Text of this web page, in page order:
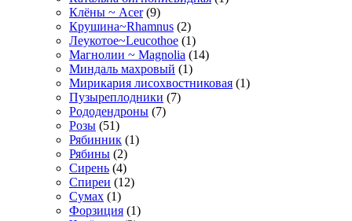
Клёны ~ Acer (9)
Крушина~Rhamnus (2)
Леукотое~Leucothoe (1)
Магнолии ~ Magnolia (14)
Миндаль махровый (1)
Мирикария лисохвостниковая (1)
Пузыреплодники (7)
Рододендроны (7)
Розы (51)
Рябинник (1)
Рябины (2)
Сирень (4)
Спиреи (12)
Сумах (1)
Форзиция (1)